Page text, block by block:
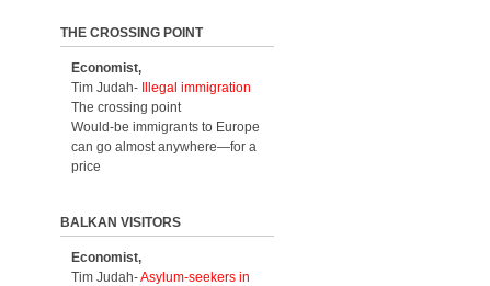
THE CROSSING POINT
Economist,
Tim Judah-
Illegal immigration
The crossing point
Would-be immigrants to Europe
can go almost anywhere—for a
price
BALKAN VISITORS
Economist,
Tim Judah-Asylum-seekers in